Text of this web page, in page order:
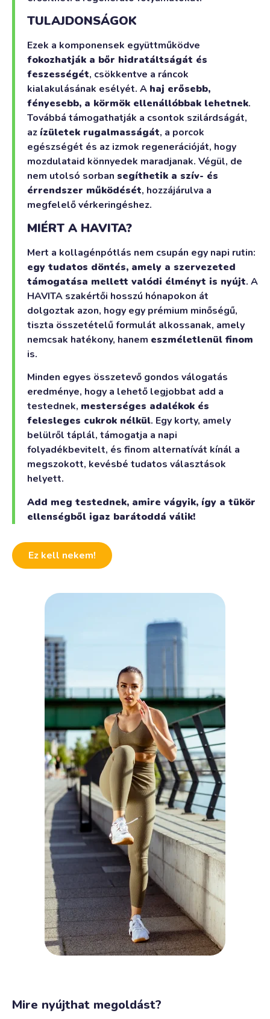
TULAJDONSÁGOK
Ezek a komponensek együttműködve
fokozhatják a bőr hidratáltságát és
feszességét, csökkentve a ráncok
kialakulásának esélyét. A haj erősebb,
fényesebb, a körmök ellenállóbbak lehetnek.
Továbbá támogathatják a csontok szilárdságát,
az ízületek rugalmasságát, a porcok
egészségét és az izmok regenerációját, hogy
mozdulataid könnyedek maradjanak. Végül, de
nem utolsó sorban segíthetik a szív- és
érrendszer működését, hozzájárulva a
megfelelő vérkeringéshez.
MIÉRT A HAVITA?
Mert a kollagénpótlás nem csupán egy napi rutin:
egy tudatos döntés, amely a szervezeted
támogatása mellett valódi élményt is nyújt. A
HAVITA szakértői hosszú hónapokon át
dolgoztak azon, hogy egy prémium minőségű,
tiszta összetételű formulát alkossanak, amely
nemcsak hatékony, hanem eszméletlenül finom
is.
Minden egyes összetevő gondos válogatás
eredménye, hogy a lehető legjobbat add a
testednek, mesterséges adalékok és
felesleges cukrok nélkül. Egy korty, amely
belülről táplál, támogatja a napi
folyadékbevitelt, és finom alternatívát kínál a
megszokott, kevésbé tudatos választások
helyett.
Add meg testednek, amire vágyik, így a tükör
ellenségből igaz barátoddá válik!
Ez kell nekem!
Mire nyújthat megoldást?